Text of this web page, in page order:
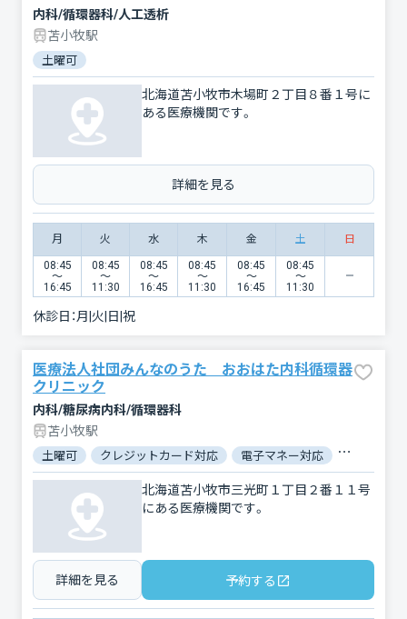
内科/循環器科/人工透析
苫小牧駅
土曜可
北海道苫小牧市木場町２丁目８番１号に
ある医療機関です。
詳細を見る
月 火 水 木 金 土 日
08:45
〜
16:45
08:45
〜
11:30
08:45
〜
16:45
08:45
〜
11:30
08:45
〜
16:45
08:45
〜
11:30
休診日：月|火|日|祝
医療法人社団みんなのうた おおはた内科循環器
クリニック
内科/糖尿病内科/循環器科
苫小牧駅
土曜可 クレジットカード対応 電子マネー対応 マイナ保
北海道苫小牧市三光町１丁目２番１１号
にある医療機関です。
詳細を見る 予約する